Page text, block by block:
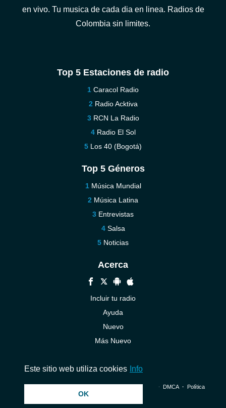
en vivo. Tu musica de cada dia en linea. Radios de
Colombia sin limites.
Top 5 Estaciones de radio
Caracol Radio
Radio Acktiva
RCN La Radio
Radio El Sol
Los 40 (Bogotá)
Top 5 Géneros
Música Mundial
Música Latina
Entrevistas
Salsa
Noticias
Acerca
Incluir tu radio
Ayuda
Nuevo
Más Nuevo
© 2026 InstantAudio. Reservados todos los derechos. ・ DMCA・ Política
Este sitio web utiliza cookies Info
OK